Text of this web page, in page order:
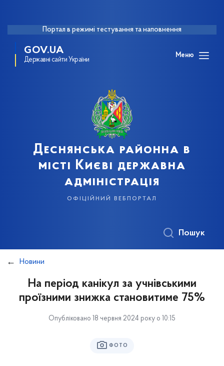
Портал в режимі тестування та наповнення
GOV.UA
Державні сайти України
Меню
Деснянська районна в
місті Києві державна
адміністрація
офіційний вебпортал
Пошук
Новини
На період канікул за учнівськими
проїзними знижка становитиме 75%
Опубліковано 18 червня 2024 року о 10:15
ФОТО